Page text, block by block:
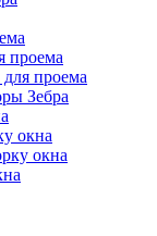
проема
проема
Зебра
окна
окна